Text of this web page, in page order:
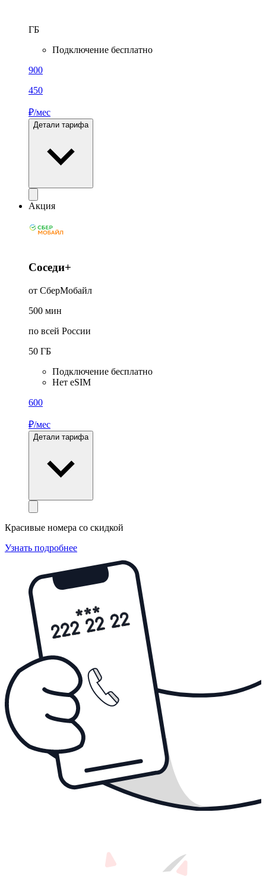
ГБ
Подключение бесплатно
900
450
₽/мес
Детали тарифа
Акция
Соседи+
от СберМобайл
500 мин
по всей России
50 ГБ
Подключение бесплатно
Нет eSIM
600
₽/мес
Детали тарифа
Красивые номера со скидкой
Узнать подробнее